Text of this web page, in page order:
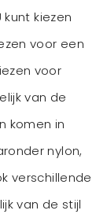
kiezen
voor een
voor
van de
komen in
nylon,
verschillende
van de stijl